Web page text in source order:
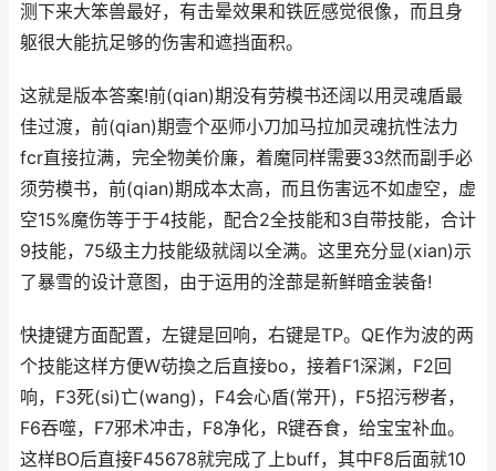
测下来大笨兽最好，有击晕效果和铁匠感觉很像，而且身
躯很大能抗足够的伤害和遮挡面积。
这就是版本答案!前(qian)期没有劳模书还阔以用灵魂盾最
佳过渡，前(qian)期壹个巫师小刀加马拉加灵魂抗性法力
fcr直接拉满，完全物美价廉，着魔同样需要33然而副手必
须劳模书，前(qian)期成本太高，而且伤害远不如虚空，虚
空15%魔伤等于于4技能，配合2全技能和3自带技能，合计
9技能，75级主力技能级就阔以全满。这里充分显(xian)示
了暴雪的设计意图，由于运用的洤蔀是新鲜暗金装备!
快捷键方面配置，左键是回响，右键是TP。QE作为波的两
个技能这样方便W苆換之后直接bo，接着F1深渊，F2回
响，F3死(si)亡(wang)，F4会心盾(常开)，F5招污秽者，
F6吞噬，F7邪术冲击，F8净化，R键吞食，给宝宝补血。
这样BO后直接F45678就完成了上buff，其中F8后面就10